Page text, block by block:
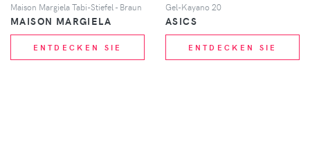
Maison Margiela Tabi-Stiefel - Braun
MAISON MARGIELA
ENTDECKEN SIE
Gel-Kayano 20
ASICS
ENTDECKEN SIE